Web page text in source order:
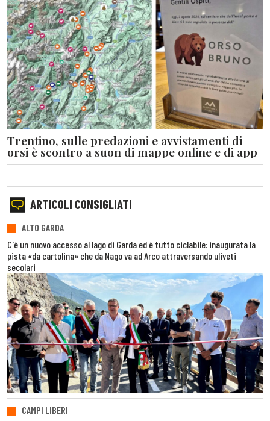
Trentino, sulle predazioni e avvistamenti di
orsi è scontro a suon di mappe online e di app
ARTICOLI CONSIGLIATI
ALTO GARDA
C'è un nuovo accesso al lago di Garda ed è tutto ciclabile: inaugurata la
pista «da cartolina» che da Nago va ad Arco attraversando uliveti
secolari
CAMPI LIBERI